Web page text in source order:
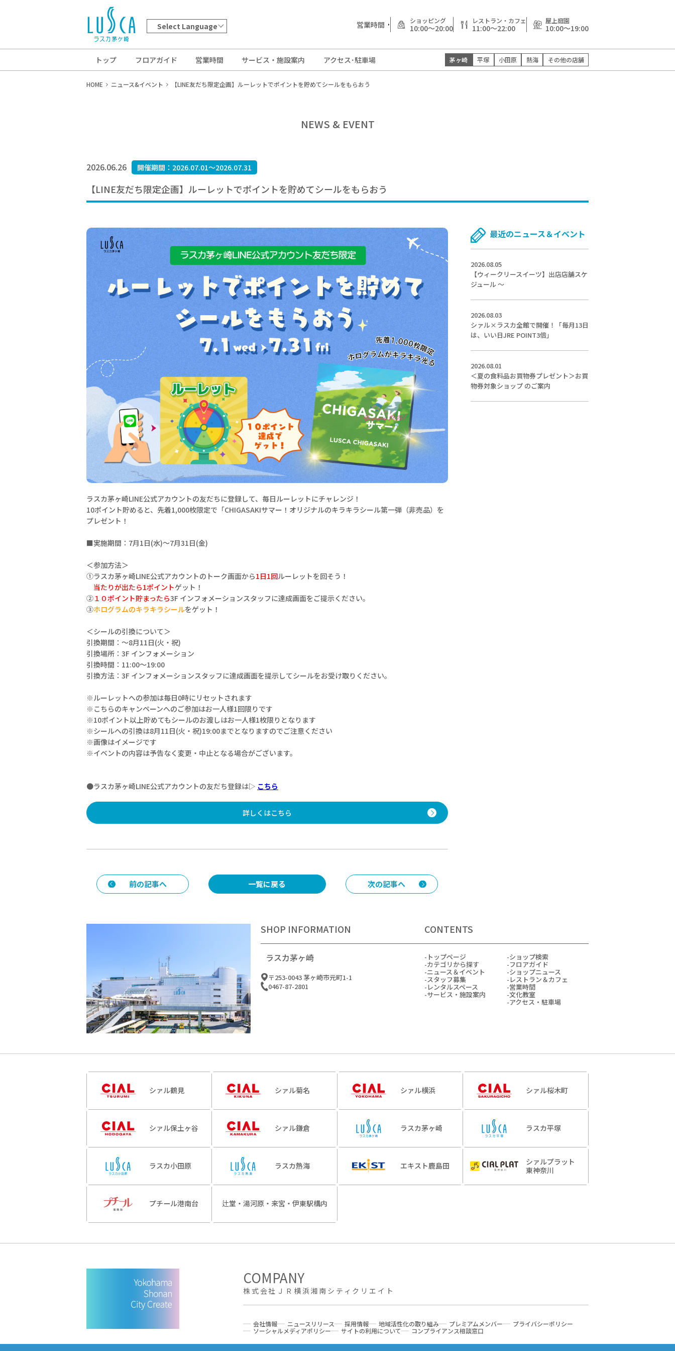
営業時間 ショッピング
10:00～20:00
レストラン・カフェ
11:00～22:00
屋上庭園
10:00～19:00
トップ フロアガイド 営業時間 サービス・施設案内 アクセス･駐車場 茅ヶ崎 平塚 小田原 熱海 その他の店舗
Select Language
HOME ニュース&イベント 【LINE友だち限定企画】ルーレットでポイントを貯めてシールをもらおう
NEWS & EVENT
2026.06.26 開催期間：2026.07.01～2026.07.31
【LINE友だち限定企画】ルーレットでポイントを貯めてシールをもらおう
ラスカ茅ヶ崎LINE公式アカウントの友だちに登録して、毎日ルーレットにチャレンジ！
10ポイント貯めると、先着1,000枚限定で「CHIGASAKIサマー！オリジナルのキラキラシール第一弾（非売品）を
プレゼント！
■実施期間：7月1日(水)～7月31日(金)
＜参加方法＞
①ラスカ茅ヶ崎LINE公式アカウントのトーク画面から1日1回ルーレットを回そう！
当たりが出たら1ポイントゲット！
➁ １０ポイント貯まったら3F インフォメーションスタッフに達成画面をご提示ください。
③ホログラムのキラキラシールをゲット！
＜シールの引換について＞
引換期間：～8月11日(火・祝)
引換場所：3F インフォメーション
引換時間：11:00～19:00
引換方法：3F インフォメーションスタッフに達成画面を提示してシールをお受け取りください。
※ルーレットへの参加は毎日0時にリセットされます
※こちらのキャンペーンへのご参加はお一人様1回限りです
※10ポイント以上貯めてもシールのお渡しはお一人様1枚限りとなります
※シールへの引換は8月11日(火・祝)19:00までとなりますのでご注意ください
※画像はイメージです
※イベントの内容は予告なく変更・中止となる場合がございます。
●ラスカ茅ヶ崎LINE公式アカウントの友だち登録は▷ こちら
詳しくはこちら
前の記事へ 次の記事へ
一覧に戻る
最近のニュース＆イベント
2026.08.05
【ウィークリースイーツ】出店店舗スケ
ジュール ～
2026.08.03
シァル×ラスカ全館で開催！「毎月13日
は、いい日JRE POINT3倍」
2026.08.01
＜夏の食料品お買物券プレゼント＞お買
物券対象ショップ のご案内
SHOP INFORMATION
ラスカ茅ヶ崎
〒253-0043 茅ヶ崎市元町1-1
0467-87-2801
CONTENTS
トップページ ショップ検索
カテゴリから探す フロアガイド
ニュース＆イベント ショップニュース
スタッフ募集 レストラン＆カフェ
レンタルスペース 営業時間
サービス・施設案内 文化教室
アクセス・駐車場
シァル鶴見 シァル菊名 シァル横浜 シァル桜木町
シァル保土ヶ谷 シァル鎌倉 ラスカ茅ヶ崎 ラスカ平塚
ラスカ小田原 ラスカ熱海 エキスト鹿島田
シァルプラット
東神奈川
プチール港南台 辻堂・湯河原・来宮・伊東駅構内
株式会社ＪＲ横浜湘南シティクリエイト
会社情報 ニュースリリース 採用情報 地域活性化の取り組み プレミアムメンバー
プライバシーポリシー
ソーシャルメディアポリシー
サイトの利用について コンプライアンス相談窓口